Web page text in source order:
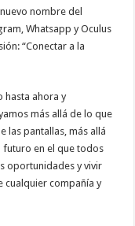
nombre del
Whatsapp y Oculus
“Conectar a la
hasta ahora y
más allá de lo que
las pantallas, más allá
futuro en el que todos
oportunidades y vivir
cualquier compañía y